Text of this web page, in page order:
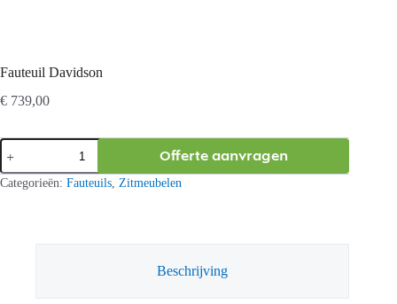
Fauteuil Davidson
€ 739,00
Fauteuil
Davidson
aantal
Offerte aanvragen
Categorieën: Fauteuils, Zitmeubelen
Beschrijving